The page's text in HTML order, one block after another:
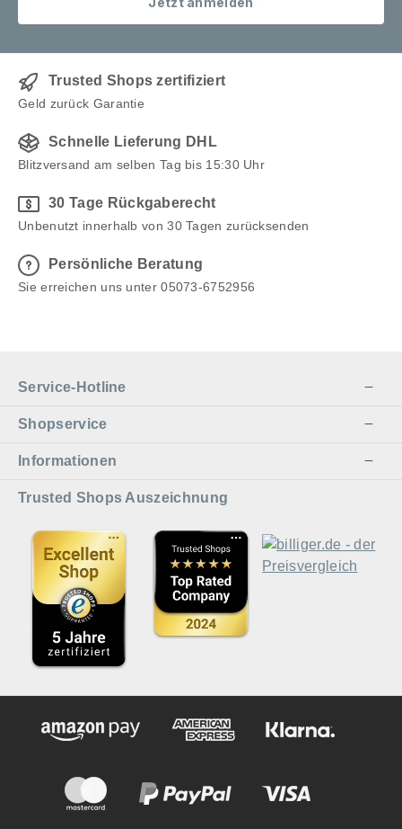
Trusted Shops zertifiziert
Geld zurück Garantie
Schnelle Lieferung DHL
Blitzversand am selben Tag bis 15:30 Uhr
30 Tage Rückgaberecht
Unbenutzt innerhalb von 30 Tagen zurücksenden
Persönliche Beratung
Sie erreichen uns unter 05073-6752956
Service-Hotline
Shopservice
Informationen
Trusted Shops Auszeichnung